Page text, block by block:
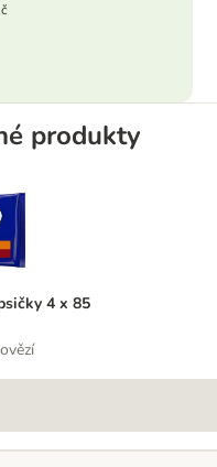
produkty
4 x 85 g
4 x 85